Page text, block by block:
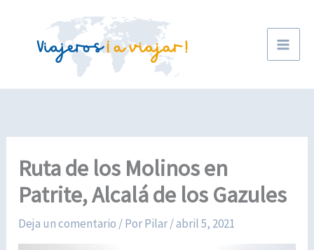
contenido
Ruta de los Molinos en
Patrite, Alcalá de los Gazules
Deja un comentario / PorPilar/abril 5, 2021